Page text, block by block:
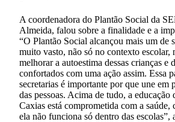
A coordenadora do Plantão Social da
Almeida, falou sobre a finalidade e a
“O Plantão Social alcançou mais um de
muito vasto, não só no contexto escolar,
melhorar a autoestima dessas crianças e
confortados com uma ação assim. Essa
secretarias é importante por que une em
das pessoas. Acima de tudo, a
Caxias está comprometida com a saúde,
ela não funciona só dentro das escolas”,